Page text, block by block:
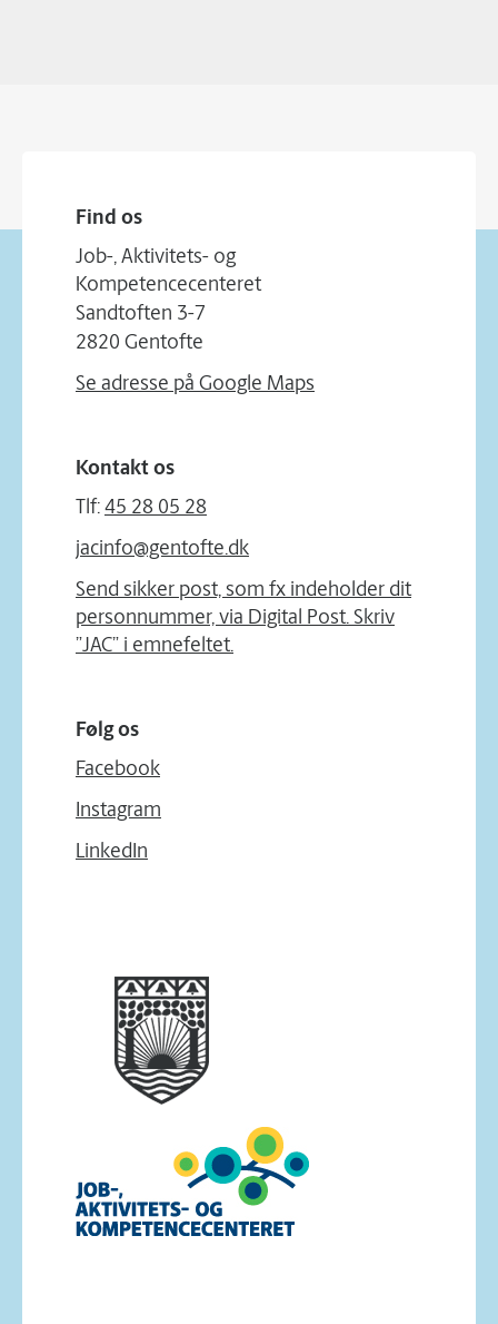
Find os
Job-, Aktivitets- og
Kompetencecenteret
Sandtoften 3-7
2820 Gentofte
Se adresse på Google Maps
Kontakt os
Tlf: 45 28 05 28
jacinfo@gentofte.dk
Send sikker post, som fx indeholder dit
personnummer, via Digital Post. Skriv
”JAC” i emnefeltet.
Følg os
Facebook
Instagram
LinkedIn